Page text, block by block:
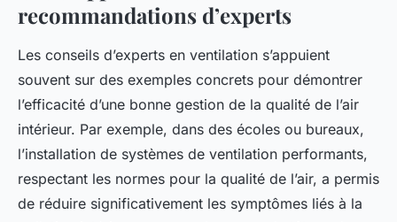
recommandations d’experts
Les conseils d’experts en ventilation s’appuient
souvent sur des exemples concrets pour démontrer
l’efficacité d’une bonne gestion de la qualité de l’air
intérieur. Par exemple, dans des écoles ou bureaux,
l’installation de systèmes de ventilation performants,
respectant les normes pour la qualité de l’air, a permis
de réduire significativement les symptômes liés à la